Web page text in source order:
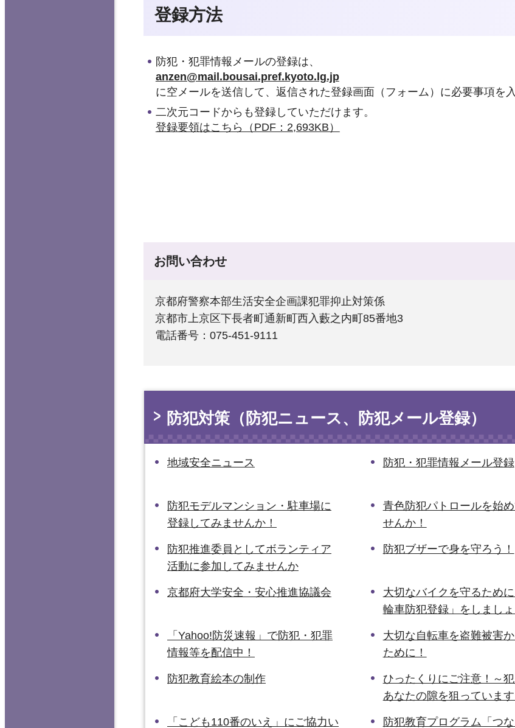
登録方法
防犯・犯罪情報メールの登録は、
anzen@mail.bousai.pref.kyoto.lg.jp
に空メールを送信して、返信された登録画面（フォーム）に必要事項を
二次元コードからも登録していただけます。
登録要領はこちら（PDF：2,693KB）
お問い合わせ
京都府警察本部生活安全企画課犯罪抑止対策係
京都市上京区下長者町通新町西入藪之内町85番地3
電話番号：075-451-9111
防犯対策（防犯ニュース、防犯メール登録）
地域安全ニュース 防犯・犯罪情報メール登録
防犯モデルマンション・駐車場に
登録してみませんか！
青色防犯パトロールを始
せんか！
防犯推進委員としてボランティア
活動に参加してみませんか
防犯ブザーで身を守ろう！
京都府大学安全・安心推進協議会
大切なバイクを守るため
輪車防犯登録」をしましょ
「Yahoo!防災速報」で防犯・犯罪
情報等を配信中！
大切な自転車を盗難被害
ために！
防犯教育絵本の制作
ひったくりにご注意！～犯
あなたの隙を狙っています
「こども110番のいえ」にご協力い 防犯教育プログラム「つ